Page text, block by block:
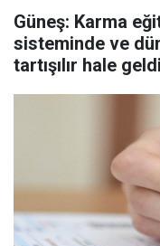
Güneş: Karma
sisteminde ve
tartışılır hale geldi